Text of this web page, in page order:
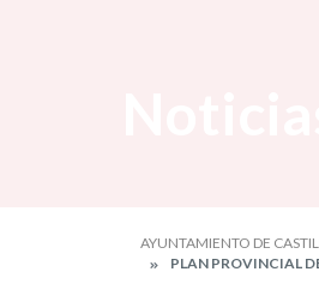
AYUNTAMIENTO DE
PLAN PROVINCIAL